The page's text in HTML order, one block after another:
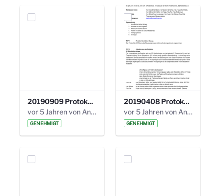
20190909 Protokoll 27. Steuerungskreis.pdf
vor 5 Jahren von Anni Schlumberger
GENEHMIGT
20190408 Protokoll 26. Steuerungskreis.pdf
vor 5 Jahren von Anni Schlumberger
GENEHMIGT